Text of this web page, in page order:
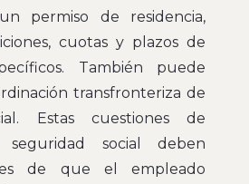
permiso de residencia,
cuotas y plazos de
También puede
transfronteriza de
Estas cuestiones de
seguridad social deben
de que el empleado